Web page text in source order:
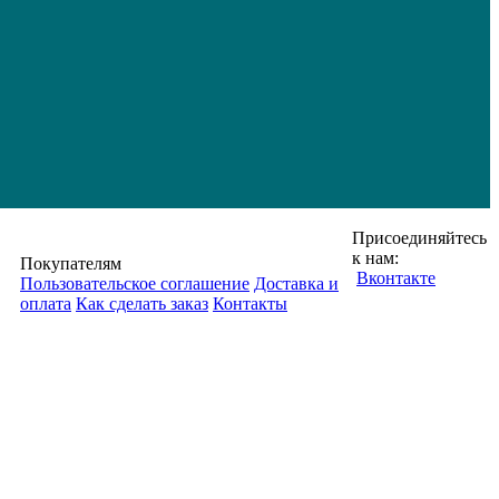
Покупателям
Пользовательское соглашение Доставка и
оплата Как сделать заказ Контакты
Присоединяйтесь
к нам:
Вконтакте